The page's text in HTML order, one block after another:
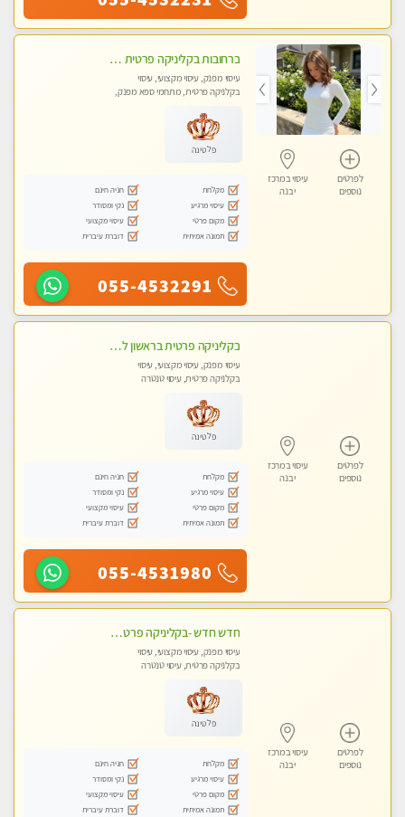
לפרטים
נוספים
עיסוי במרכז
יבנה
ברחובות בקליניקה פרטית כל סוגי העיסויים מעסה מקצועית ואיכותית פרטי!!
עיסוי מפנק, עיסוי מקצועי, עיסוי
בקלניקה פרטית, מתחמי ספא מפנק,
פלטינה
מקלחת
חניה חינם
עיסוי מרגיע
נקי ומסודר
מקום פרטי
עיסוי מקצועי
תמונה אמיתית
דוברת עיברית
055-4532291
לפרטים
נוספים
עיסוי במרכז
יבנה
בקליניקה פרטית בראשון לציון שירות vip לרציניים בלבד! מומלץ!!-ללא מין !!
עיסוי מפנק, עיסוי מקצועי, עיסוי
בקלניקה פרטית, עיסוי טנטרה
פלטינה
מקלחת
חניה חינם
עיסוי מרגיע
נקי ומסודר
מקום פרטי
עיסוי מקצועי
תמונה אמיתית
דוברת עיברית
055-4531980
לפרטים
נוספים
עיסוי במרכז
יבנה
חדש חדש -בקליניקה פרטית שירות vip לרציניים בלבד! מומלץ!!-ללא מין !!
עיסוי מפנק, עיסוי מקצועי, עיסוי
בקלניקה פרטית, עיסוי טנטרה
פלטינה
מקלחת
חניה חינם
עיסוי מרגיע
נקי ומסודר
מקום פרטי
עיסוי מקצועי
תמונה אמיתית
דוברת עיברית